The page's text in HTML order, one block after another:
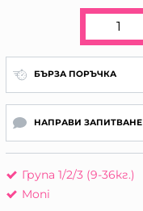
БЪРЗА ПОРЪЧКА
НАПРАВИ ЗАПИТВАНЕ
Група 1/2/3 (9-36кг.)
Moni